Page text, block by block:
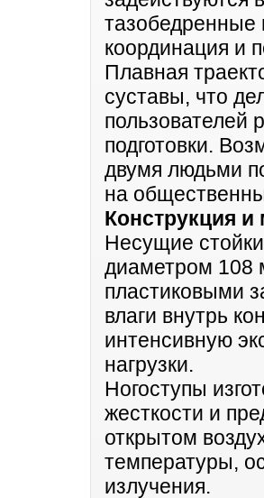
тазобедренные
координация и
Плавная
суставы, что
пользователей
подготовки.
двумя людьми
на
Конструкция
Несущие
диаметром
пластиковыми
влаги внутрь
интенсивную
нагрузки.
Ногоступы
жесткости и
открытом
температуры,
излучения.